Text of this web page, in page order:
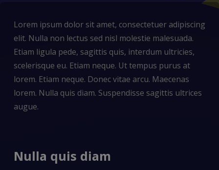
Lorem ipsum dolor sit amet, consectetuer adipiscing
elit. Nulla non lectus sed nisl molestie malesuada.
Etiam ligula pede, sagittis quis, interdum ultricies,
scelerisque eu. Etiam neque. Ut tempus purus at
lorem. Etiam neque. Donec vitae arcu. Maecenas
lorem. Nulla quis diam. Suspendisse sagittis ultrices
augue.
Nulla quis diam